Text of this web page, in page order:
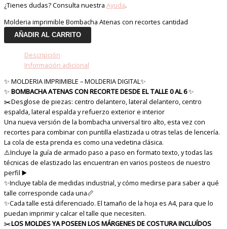
¿Tienes dudas? Consulta nuestra Ayuda.
Molderia imprimible Bombacha Atenas con recortes cantidad
AÑADIR AL CARRITO
Descripción
Información adicional
✨ MOLDERIA IMPRIMIBLE – MOLDERIA DIGITAL✨
✨ BOMBACHA ATENAS CON RECORTE DESDE EL TALLE 0 AL 6✨
✂️Desglose de piezas: centro delantero, lateral delantero, centro
espalda, lateral espalda y refuerzo exterior e interior
Una nueva versión de la bombacha universal tiro alto, esta vez con
recortes para combinar con puntilla elastizada u otras telas de lencería.
La cola de esta prenda es como una vedetina clásica.
⚠️Incluye la guía de armado paso a paso en formato texto, y todas las
técnicas de elastizado las encuentran en varios posteos de nuestro
perfil ▶️
✨Incluye tabla de medidas industrial, y cómo medirse para saber a qué
talle corresponde cada una📏
✨Cada talle está diferenciado. El tamaño de la hoja es A4, para que lo
puedan imprimir y calcar el talle que necesiten.
✂️LOS MOLDES YA POSEEN LOS MÁRGENES DE COSTURA INCLUÍDOS